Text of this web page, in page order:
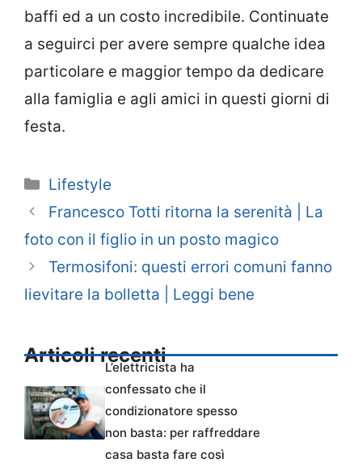
baffi ed a un costo incredibile. Continuate
a seguirci per avere sempre qualche idea
particolare e maggior tempo da dedicare
alla famiglia e agli amici in questi giorni di
festa.
Categorie
Lifestyle
Francesco Totti ritorna la serenità | La
foto con il figlio in un posto magico
Termosifoni: questi errori comuni fanno
lievitare la bolletta | Leggi bene
Articoli recenti
L’elettricista ha
confessato che il
condizionatore spesso
non basta: per raffreddare
casa basta fare così